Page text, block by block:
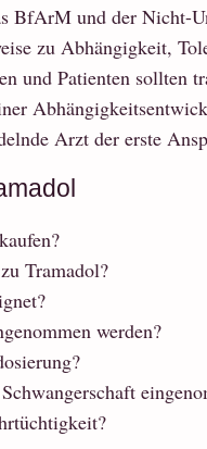
BfArM und der Nicht-
zu Abhängigkeit,
und Patienten sollten
Arzt der erste
Tramadol?
werden?